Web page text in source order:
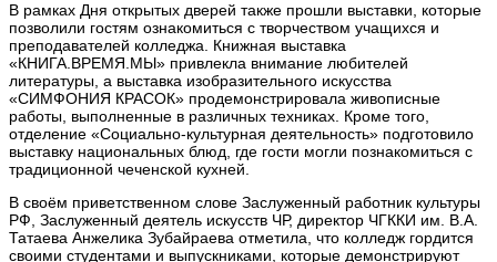
В рамках Дня открытых дверей также прошли выставки, которые
позволили гостям ознакомиться с творчеством учащихся и
преподавателей колледжа. Книжная выставка
«КНИГА.ВРЕМЯ.МЫ» привлекла внимание любителей
литературы, а выставка изобразительного искусства
«СИМФОНИЯ КРАСОК» продемонстрировала живописные
работы, выполненные в различных техниках. Кроме того,
отделение «Социально-культурная деятельность» подготовило
выставку национальных блюд, где гости могли познакомиться с
традиционной чеченской кухней.
В своём приветственном слове Заслуженный работник культуры
РФ, Заслуженный деятель искусств ЧР, директор ЧГККИ им. В.А.
Татаева Анжелика Зубайраева отметила, что колледж гордится
своими студентами и выпускниками, которые демонстрируют